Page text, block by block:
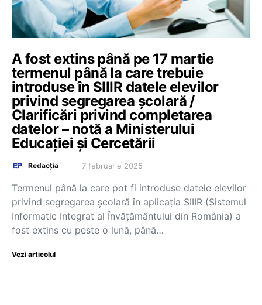
A fost extins până pe 17 martie
termenul până la care trebuie
introduse în SIIIR datele elevilor
privind segregarea școlară /
Clarificări privind completarea
datelor – notă a Ministerului
Educației și Cercetării
Redacția 7 februarie 2025
Termenul până la care pot fi introduse datele elevilor
privind segregarea școlară în aplicația SIIIR (Sistemul
Informatic Integrat al Învățământului din România) a
fost extins cu peste o lună, până…
Vezi articolul